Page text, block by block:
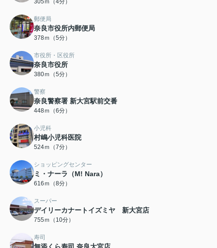
305ｍ（4分）
郵便局
奈良市役所内郵便局
378ｍ（5分）
市役所・区役所
奈良市役所
380ｍ（5分）
警察
奈良警察署 新大宮駅前交番
448ｍ（6分）
小児科
村嶋小児科医院
524ｍ（7分）
ショッピングセンター
ミ・ナーラ（M! Nara）
616ｍ（8分）
スーパー
デイリーカナートイズミヤ 新大宮店
755ｍ（10分）
寿司